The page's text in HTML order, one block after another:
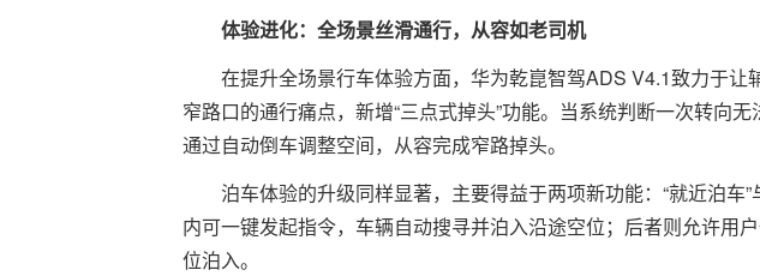
体验进化：全场景丝滑通行，从容如老司机
在提升全场景行车体验方面，华为乾崑智驾ADS V4.1致力于
窄路口的通行痛点，新增“三点式掉头”功能。当系统判断一次转向
通过自动倒车调整空间，从容完成窄路掉头。
泊车体验的升级同样显著，主要得益于两项新功能：“就近泊车
内可一键发起指令，车辆自动搜寻并泊入沿途空位；后者则允许用
位泊入。